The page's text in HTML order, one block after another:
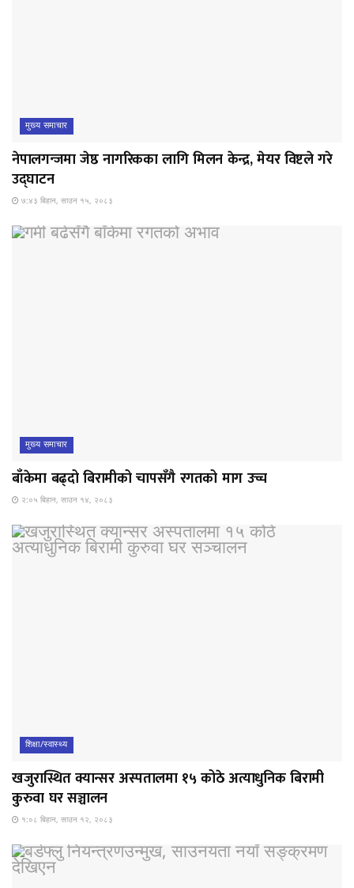
मुख्य समाचार
नेपालगन्जमा जेष्ठ नागरिकका लागि मिलन केन्द्र, मेयर विष्टले गरे
उद्घाटन
७:४३ बिहान, साउन १५, २०८३
मुख्य समाचार
बाँकेमा बढ्दो बिरामीको चापसँगै रगतको माग उच्च
२:०५ बिहान, साउन १४, २०८३
शिक्षा/स्वास्थ्य
खजुरास्थित क्यान्सर अस्पतालमा १५ कोठे अत्याधुनिक बिरामी
कुरुवा घर सञ्चालन
१:०८ बिहान, साउन १२, २०८३